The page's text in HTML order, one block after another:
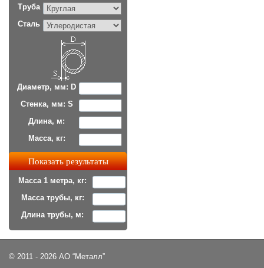
Труба
Сталь
Диаметр, мм: D
Стенка, мм: S
Длина, м:
Масса, кг:
Масса 1 метра, кг:
Масса трубы, кг:
Длина трубы, м:
© 2011 - 2026 АО “Металл”